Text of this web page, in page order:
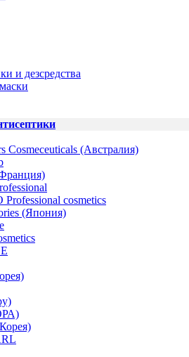
и дезсредства
Cosmeceuticals (Австралия)
cosmetics
(Япония)